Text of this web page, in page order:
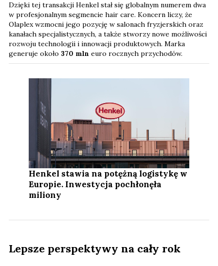
Dzięki tej transakcji Henkel stał się globalnym numerem dwa
w profesjonalnym segmencie hair care. Koncern liczy, że
Olaplex wzmocni jego pozycję w salonach fryzjerskich oraz
kanałach specjalistycznych, a także stworzy nowe możliwości
rozwoju technologii i innowacji produktowych. Marka
generuje około 370 mln euro rocznych przychodów.
Henkel stawia na potężną logistykę w
Europie. Inwestycja pochłonęła
miliony
Lepsze perspektywy na cały rok